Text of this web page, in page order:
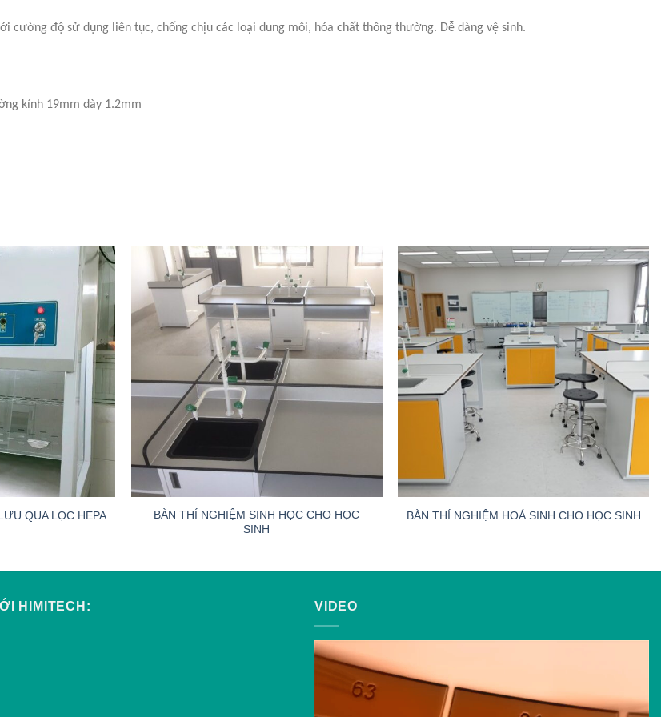
cường độ sử dụng liên tục, chống chịu các loại dung môi, hóa chất thông thường. Dễ dàng vệ sinh.
kính 19mm dày 1.2mm
QUA LỌC HEPA
BÀN THÍ NGHIỆM SINH HỌC CHO HỌC
SINH
BÀN THÍ NGHIỆM HOÁ SINH CHO HỌC SINH
HIMITECH: VIDEO